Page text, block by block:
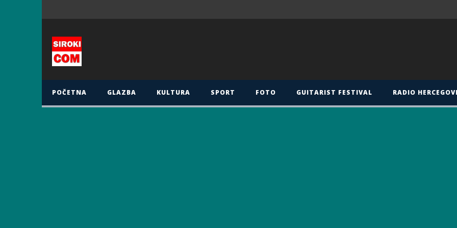
POČETNA GLAZBA KULTURA SPORT FOTO GUITARIST FESTIVAL RADIO